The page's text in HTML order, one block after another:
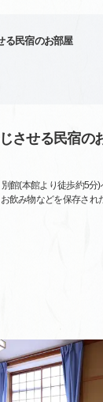
る民宿のお部屋
させる民宿の
館(本館より徒歩約5分)
飲み物などを保存され